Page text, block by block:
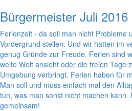
Bürgermeister Juli 2016
Ferienzeit - da soll man nicht Probleme
Vordergrund stellen. Und wir hatten im
genug Gründe zur Freude. Ferien sind
weite Welt ansieht oder die freien Tage
Umgebung verbringt. Ferien haben für
Man soll und muss einfach mal den
tun, was man sonst nicht machen kann.
gemeinsam!